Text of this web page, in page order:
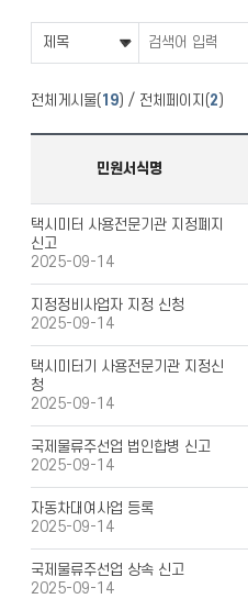
전체게시물( 19) / 전체페이지(2 )
민원서식명
택시미터 사용전문기관 지정폐지
신고
2025-09-14
지정정비사업자 지정 신청
2025-09-14
택시미터기 사용전문기관 지정신
청
2025-09-14
국제물류주선업 법인합병 신고
2025-09-14
자동차대여사업 등록
2025-09-14
국제물류주선업 상속 신고
2025-09-14